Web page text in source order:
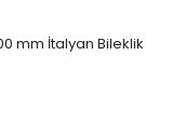
mm İtalyan Bileklik